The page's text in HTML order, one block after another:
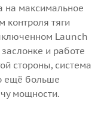
на максимальное
контроля тяги
Launch
и работе
стороны, система
ещё больше
мощности.